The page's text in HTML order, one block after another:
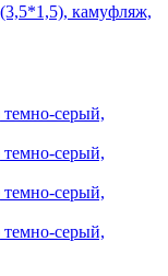
камуфляж,